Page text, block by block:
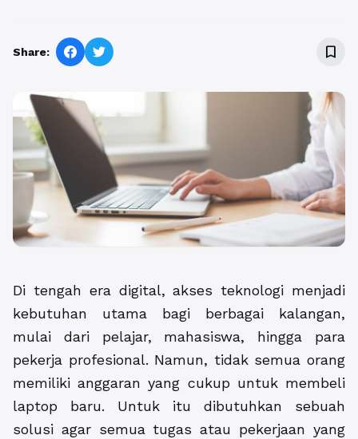
Share: bookmark_border
Di tengah era digital, akses teknologi menjadi
kebutuhan utama bagi berbagai kalangan,
mulai dari pelajar, mahasiswa, hingga para
pekerja profesional. Namun, tidak semua orang
memiliki anggaran yang cukup untuk membeli
laptop baru. Untuk itu dibutuhkan sebuah
solusi agar semua tugas atau pekerjaan yang